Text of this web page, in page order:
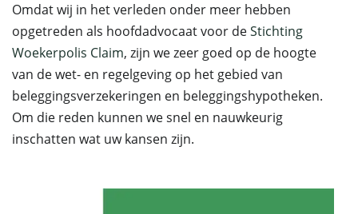
Omdat wij in het verleden onder meer hebben
opgetreden als hoofdadvocaat voor deStichting
Woekerpolis Claim, zijn we zeer goed op de hoogte
van de wet- en regelgeving op het gebied van
beleggingsverzekeringen en beleggingshypotheken.
Om die reden kunnen we snel en nauwkeurig
inschatten wat uw kansen zijn.